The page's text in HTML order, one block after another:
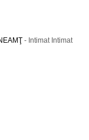
- Intimat Intimat